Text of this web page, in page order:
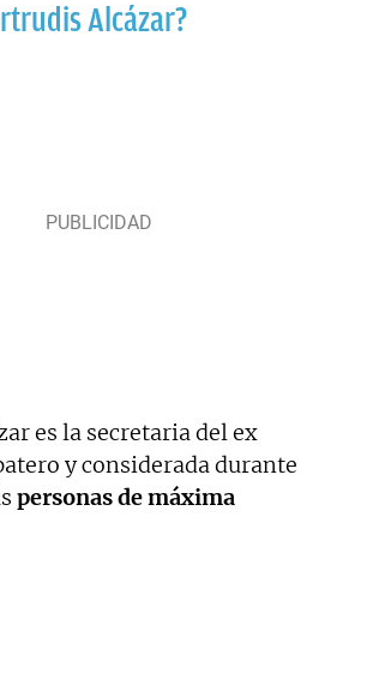
Alcázar?
es la secretaria del ex
y considerada durante
personas de máxima